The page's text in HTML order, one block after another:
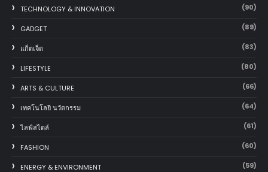
TECHNOLOGY & INNOVATION (90)
GADGET (89)
แก็ตเจ็ต (83)
LIFESTYLE (80)
ARTS & CULTURE (66)
เทคโนโลยี นวัตกรรม (64)
ไลฟ์สไตล์ (61)
FASHION (60)
ENERGY & ENVIRONMENT (59)